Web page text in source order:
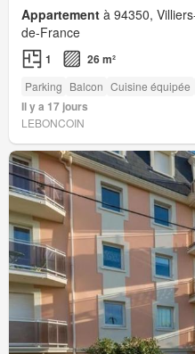
Appartement à 94350,
de-France
1 26 m²
Parking Balcon Cuisine équipée
Il y a 17 jours
LEBONCOIN